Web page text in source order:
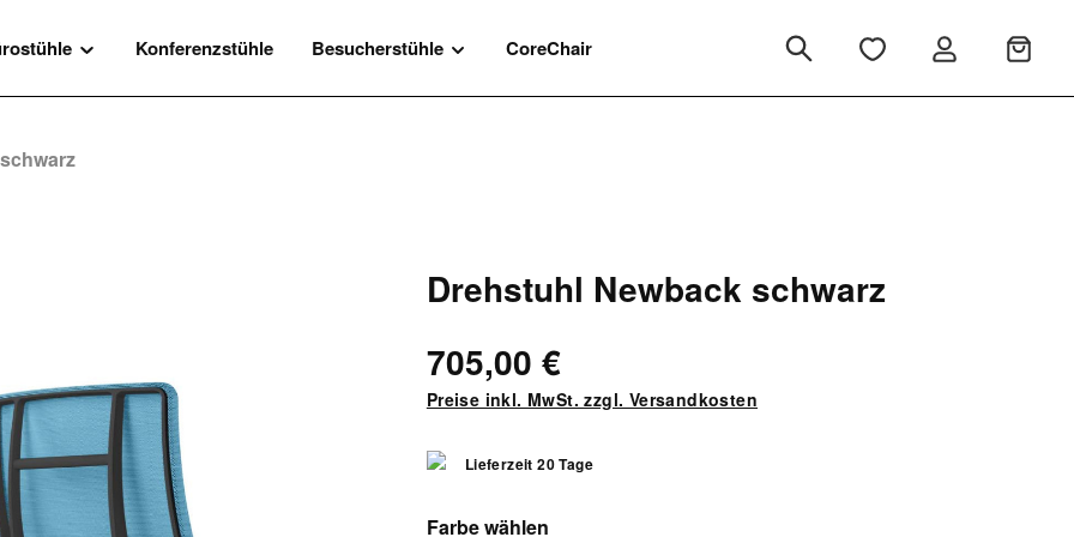
Konferenzstühle Besucherstühle CoreChair
Drehstuhl Newback schwarz
705,00 €
Preise inkl. MwSt. zzgl. Versandkosten
Lieferzeit 20 Tage
Farbe wählenauswählen